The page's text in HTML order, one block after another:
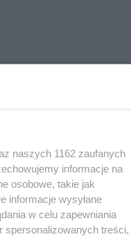
naszych 1162 zaufanych
informacje na
osobowe, takie jak
informacje wysyłane
w celu zapewniania
treści,